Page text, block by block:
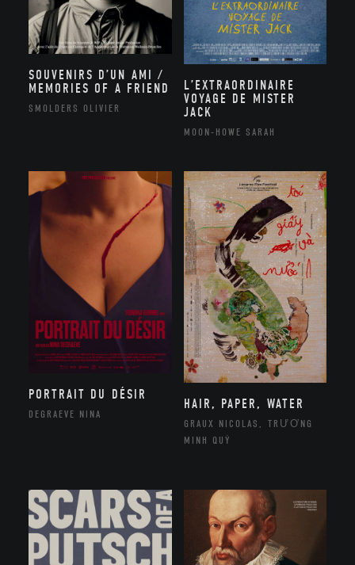
SOUVENIRS D’UN AMI /
MEMORIES OF A FRIEND
SMOLDERS OLIVIER
L’EXTRAORDINAIRE
VOYAGE DE MISTER
JACK
MOON-HOWE SARAH
PORTRAIT DU DÉSIR
DEGRAEVE NINA
HAIR, PAPER, WATER
GRAUX NICOLAS, TRƯƠNG
MINH QUÝ